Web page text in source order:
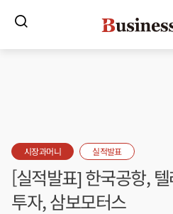
시장과머니 실적발표
[실적발표] 한국공항,
투자, 삼보모터스